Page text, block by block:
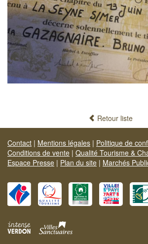
Retour liste
Contact | Mentions légales | Politique de
Conditions de vente | Qualité Tourisme &
Espace Presse | Plan du site | Marchés